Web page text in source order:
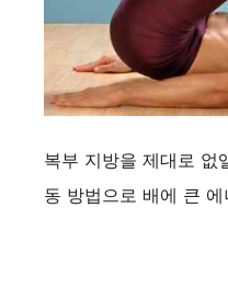
복부 지방을 제대로 없
동 방법으로 배에 큰